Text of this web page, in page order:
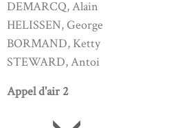
DEMARCQ, Alain
HELISSEN, George
BORMAND, Ketty
STEWARD, Antoi
Appel d'air 2